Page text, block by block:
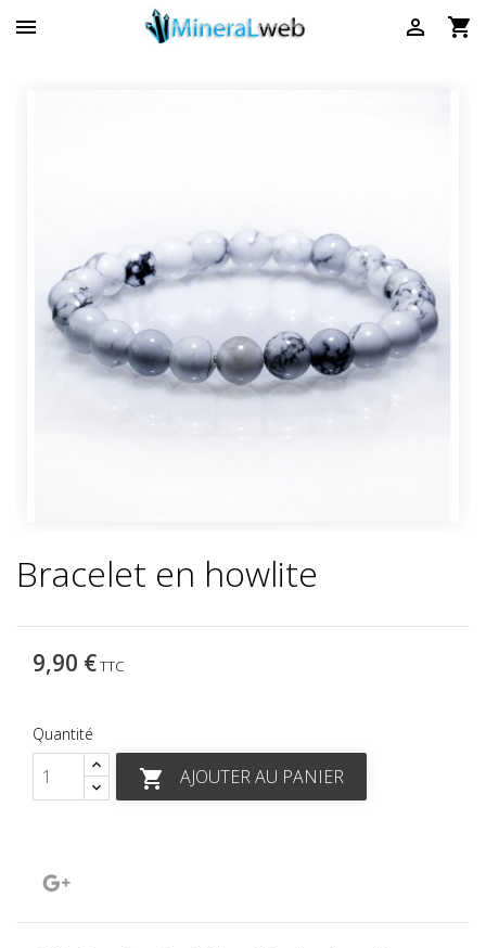
 

Bracelet en howlite
9,90 €TTC
Quantité
 AJOUTER AU PANIER